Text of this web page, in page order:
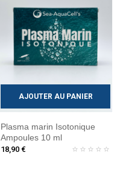
AJOUTER AU PANIER
Plasma marin Isotonique
Ampoules 10 ml
18,90 €